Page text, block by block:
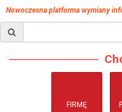
Nowoczesna platforma wymiany
FIRMĘ